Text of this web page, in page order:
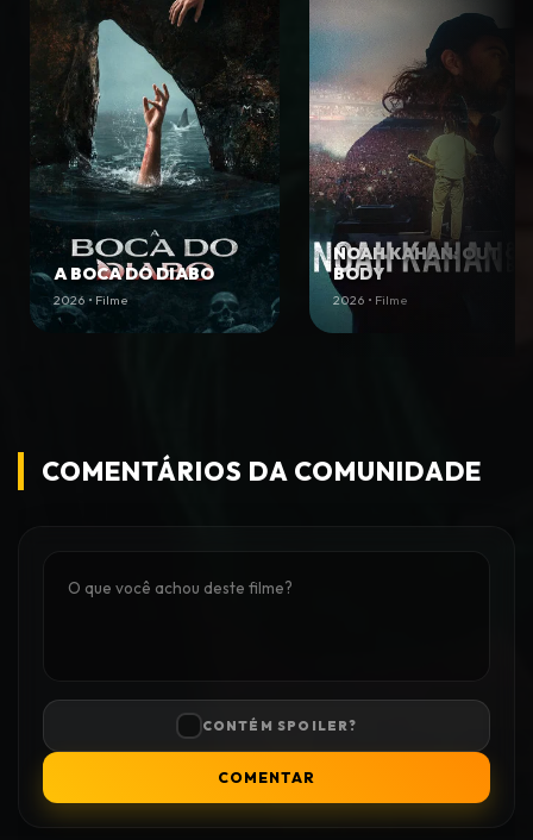
A BOCA DO DIABO
2026 • Filme
NOAH KAHAN: OUT OF
BODY
2026 • Filme
COMENTÁRIOS DA COMUNIDADE
CONTÉM SPOILER?
COMENTAR